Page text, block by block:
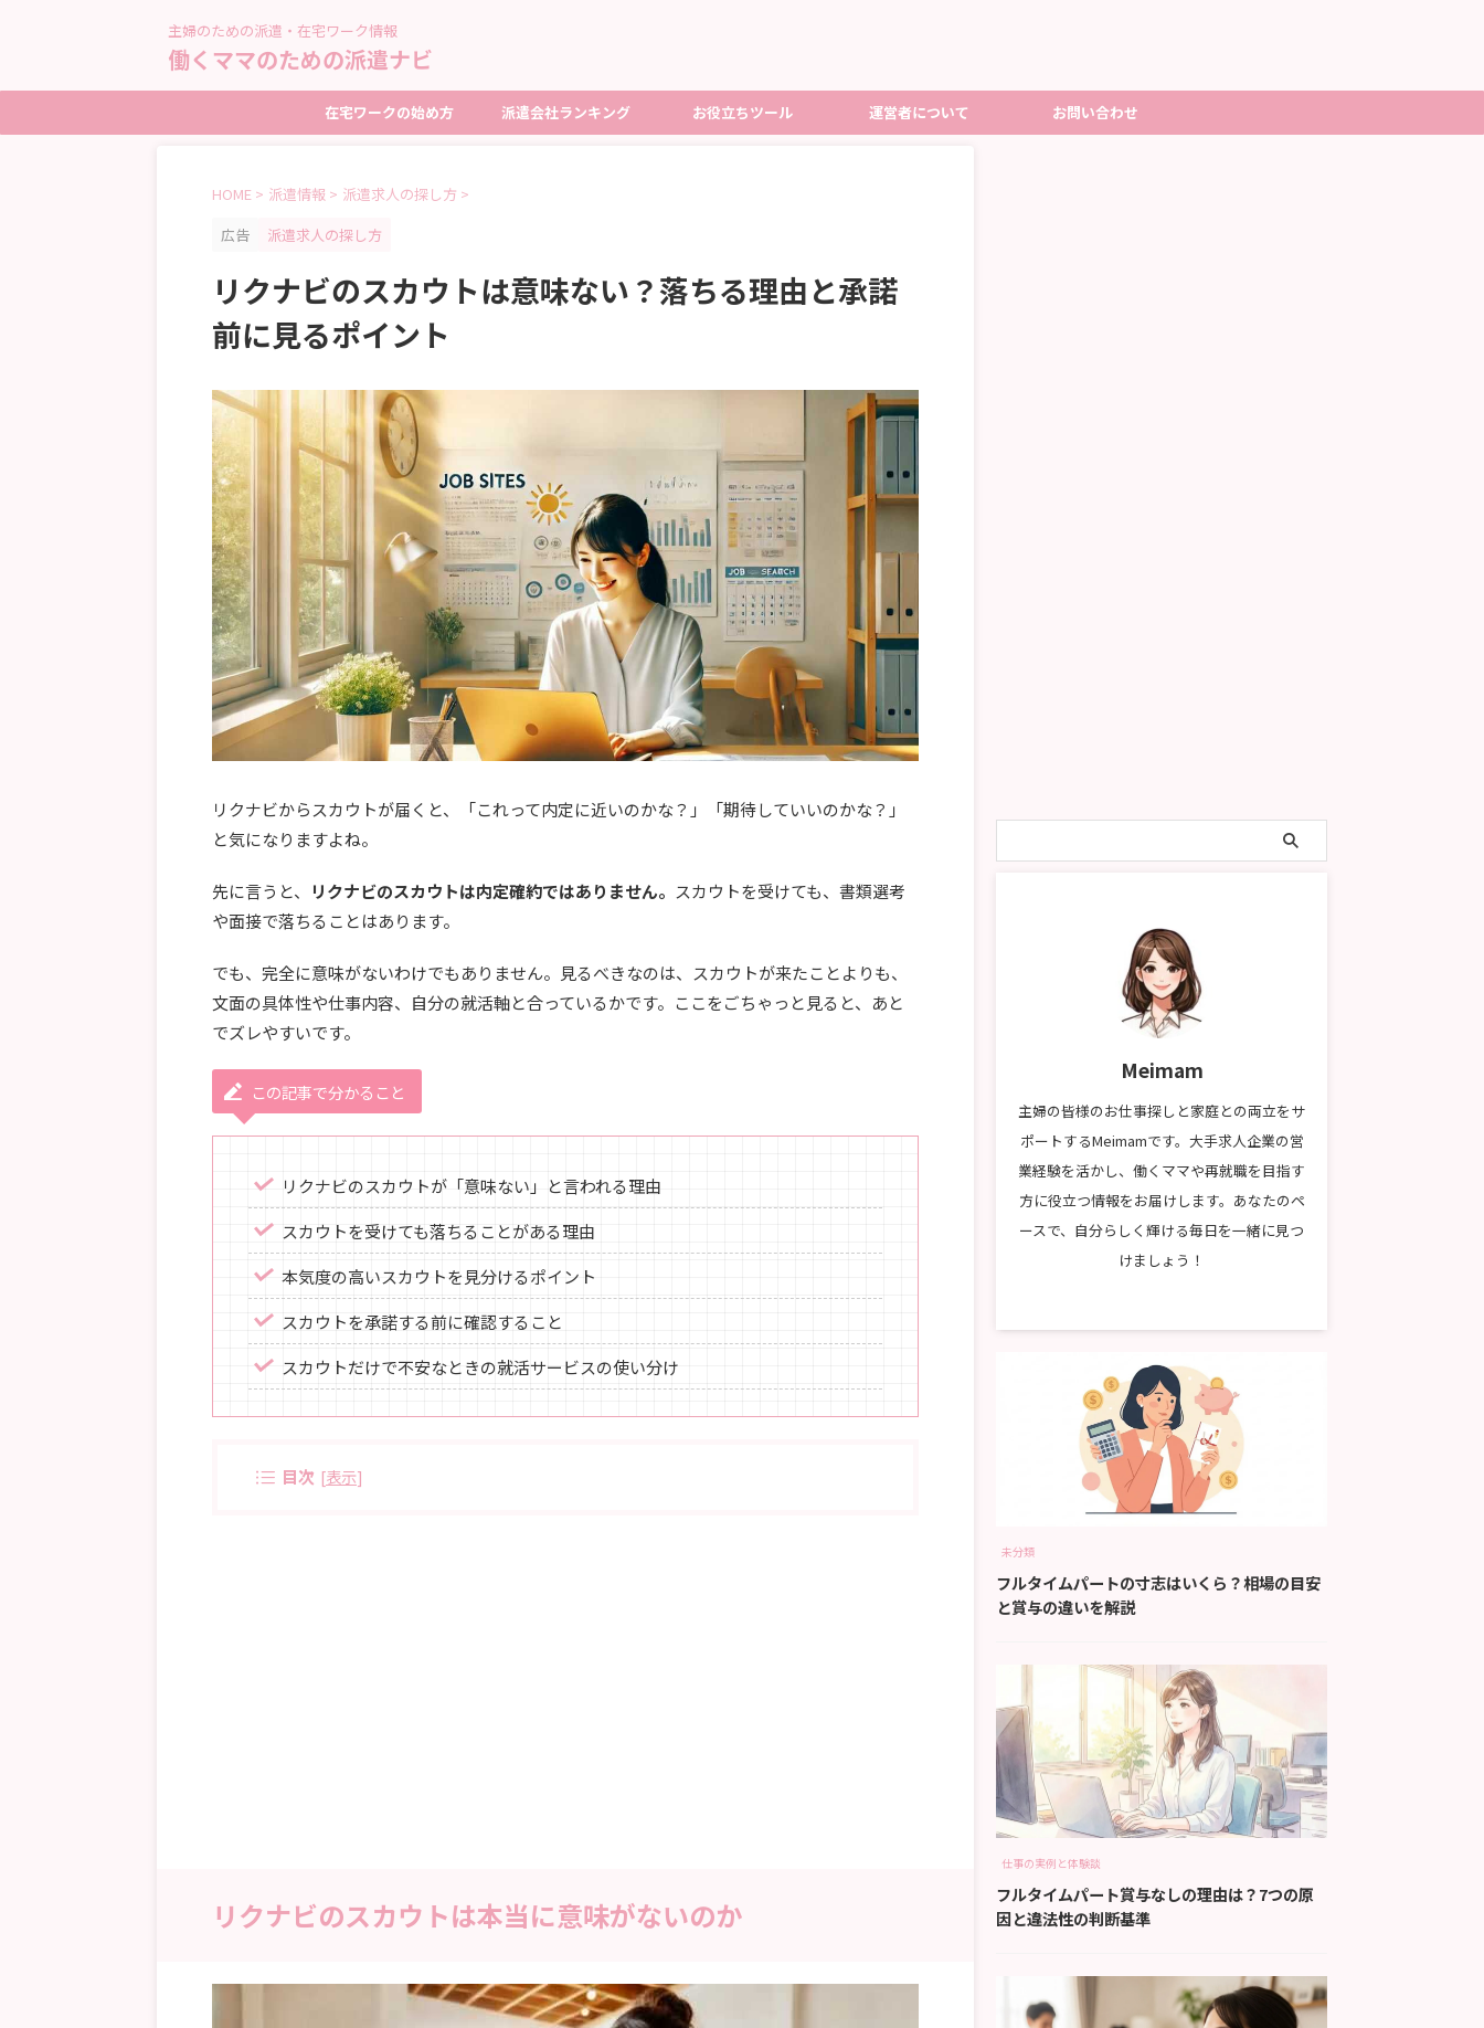
主婦のための派遣・在宅ワーク情報
働くママのための派遣ナビ
在宅ワークの始め方 派遣会社ランキング お役立ちツール 運営者について お問い合わせ
HOME > 派遣情報 > 派遣求人の探し方 >
広告
派遣求人の探し方
リクナビのスカウトは意味ない？落ちる理由と承諾
前に見るポイント
リクナビからスカウトが届くと、「これって内定に近いのかな？」「期待していいのかな？」
と気になりますよね。
先に言うと、 リクナビのスカウトは内定確約ではありません。 スカウトを受けても、書類選考
や面接で落ちることはあります。
でも、完全に意味がないわけでもありません。見るべきなのは、スカウトが来たことよりも、
文面の具体性や仕事内容、自分の就活軸と合っているかです。ここをごちゃっと見ると、あと
でズレやすいです。
この記事で分かること
リクナビのスカウトが「意味ない」と言われる理由
スカウトを受けても落ちることがある理由
本気度の高いスカウトを見分けるポイント
スカウトを承諾する前に確認すること
スカウトだけで不安なときの就活サービスの使い分け
目次 [表示]
リクナビのスカウトは本当に意味がないのか
Meimam
主婦の皆様のお仕事探しと家庭との両立をサ
ポートするMeimamです。大手求人企業の営
業経験を活かし、働くママや再就職を目指す
方に役立つ情報をお届けします。あなたのペ
ースで、自分らしく輝ける毎日を一緒に見つ
けましょう！
未分類
フルタイムパートの寸志はいくら？相場の目安
と賞与の違いを解説
仕事の実例と体験談
フルタイムパート賞与なしの理由は？7つの原
因と違法性の判断基準